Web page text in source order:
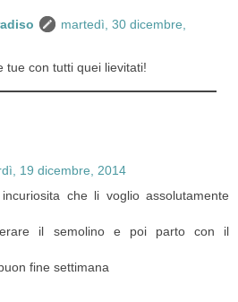
martedì, 30 dicembre,
tue con tutti quei lievitati!
19 dicembre, 2014
che li voglio assolutamente
il semolino e poi parto con il
fine settimana